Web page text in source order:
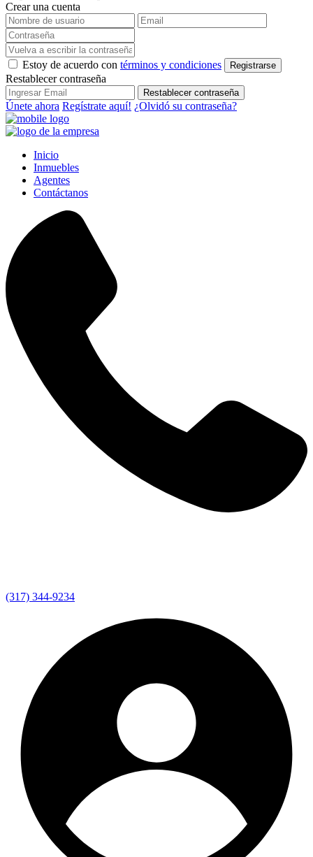
Crear una cuenta
Estoy de acuerdo con términos y condiciones Registrarse
Restablecer contraseña
Restablecer contraseña
Únete ahora Regístrate aquí! ¿Olvidó su contraseña?
Inicio
Inmuebles
Agentes
Contáctanos
(317) 344-9234